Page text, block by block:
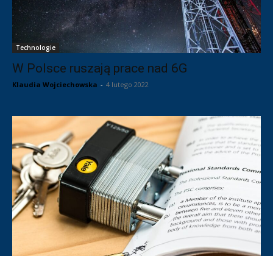
Technologie
W Polsce ruszają prace nad 6G
Klaudia Wojciechowska - 4 lutego 2022